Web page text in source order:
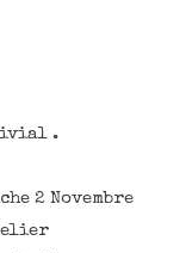
.
2 Novembre